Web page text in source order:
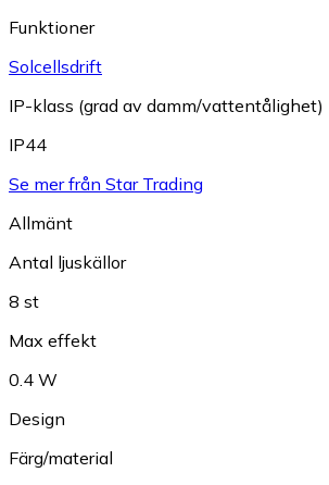
Funktioner
Solcellsdrift
IP-klass (grad av damm/vattentålighet)
IP44
Se mer från Star Trading
Allmänt
Antal ljuskällor
8 st
Max effekt
0.4 W
Design
Färg/material